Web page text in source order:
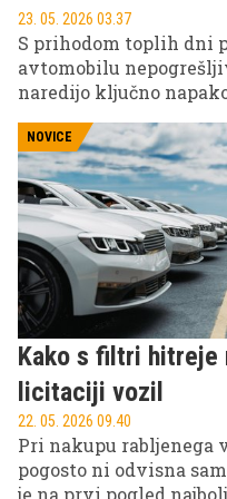
23. 05. 2026 03.37
S prihodom toplih dni
avtomobilu
naredijo ključno
klime je zato nujna
NOVICE
Kako s filtri hitreje
licitaciji vozil
22. 05. 2026 09.40
Pri nakupu rabljenega
pogosto ni odvisna
je na prvi pogled